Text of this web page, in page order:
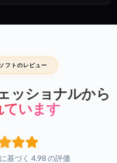
フトのレビュー
ッショナルから
ています
基づく 4.98 の評価